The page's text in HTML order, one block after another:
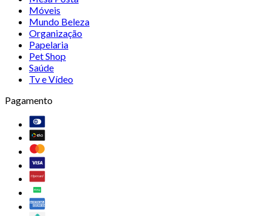
Móveis
Mundo Beleza
Organização
Papelaria
Pet Shop
Saúde
Tv e Vídeo
Pagamento